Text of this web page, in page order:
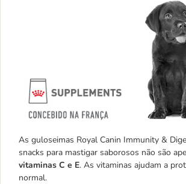
As guloseimas Royal Canin Immunity &
snacks para mastigar saborosos não são
vitaminas C e E. As vitaminas ajudam a
normal.